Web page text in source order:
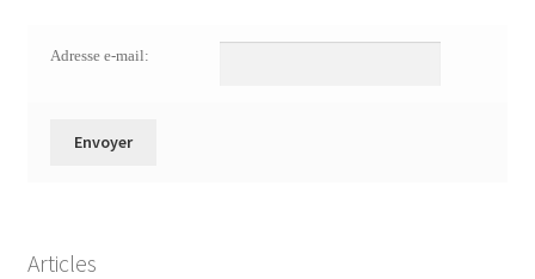
Adresse e-mail:
Articles